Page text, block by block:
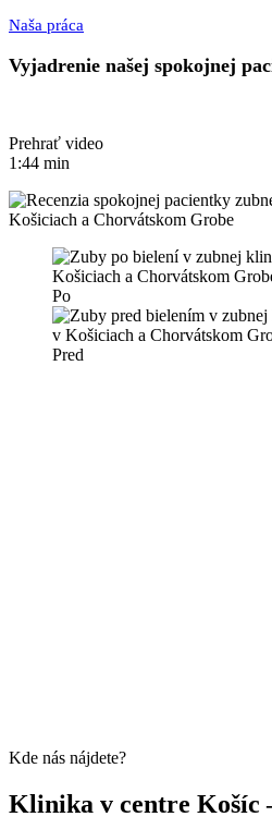
Naša práca
Vyjadrenie našej spokojnej
Prehrať video
1:44 min
Po
Pred
Kde nás nájdete?
Klinika v centre Košíc